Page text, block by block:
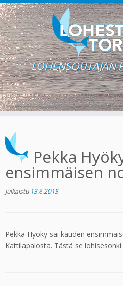
content
LOHENSOUTAJAN
Pekka
ensimmäisen
Julkaistu 13.6.2015
Pekka Hyöky sai kauden
Kattilapalosta. Tästä se